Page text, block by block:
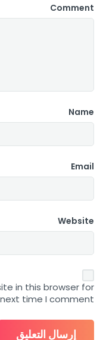
Comment
Name
Email
Website
in this browser for
time I comment.